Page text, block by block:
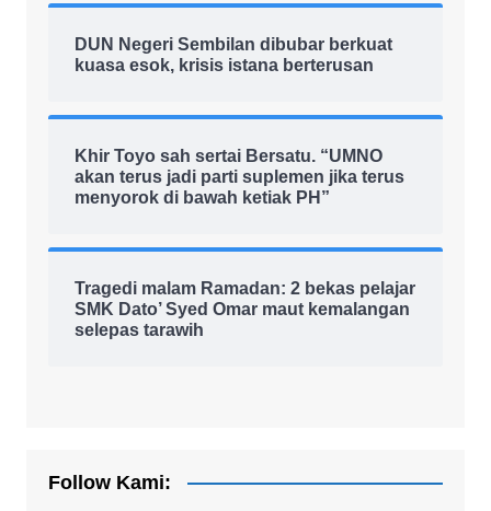
DUN Negeri Sembilan dibubar berkuat
kuasa esok, krisis istana berterusan
Khir Toyo sah sertai Bersatu. “UMNO
akan terus jadi parti suplemen jika terus
menyorok di bawah ketiak PH”
Tragedi malam Ramadan: 2 bekas pelajar
SMK Dato’ Syed Omar maut kemalangan
selepas tarawih
Follow Kami: